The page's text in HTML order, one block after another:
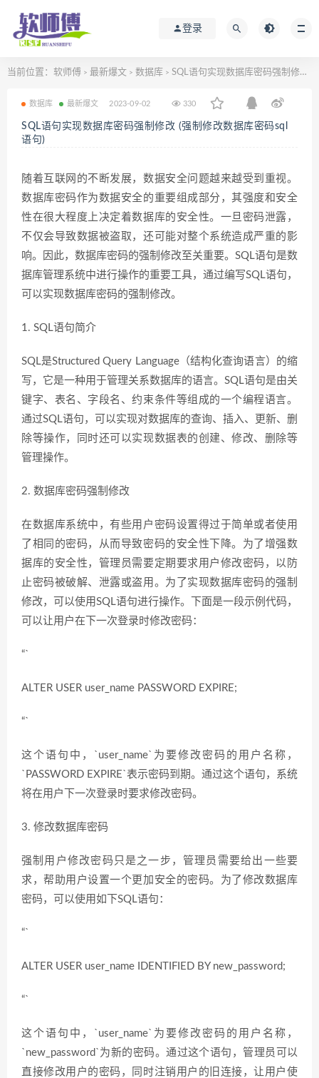
登录
当前位置： 软师傅 > 最新爆文 > 数据库 > SQL语句实现数据库密码强制修改 (强制修改数据库密码sql语句)
数据库 最新爆文 2023-09-02 330
SQL语句实现数据库密码强制修改 (强制修改数据库密码sql
语句)
随着互联网的不断发展，数据安全问题越来越受到重视。
数据库密码作为数据安全的重要组成部分，其强度和安全
性在很大程度上决定着数据库的安全性。一旦密码泄露，
不仅会导致数据被盗取，还可能对整个系统造成严重的影
响。因此，数据库密码的强制修改至关重要。SQL语句是数
据库管理系统中进行操作的重要工具，通过编写SQL语句，
可以实现数据库密码的强制修改。
1. SQL语句简介
SQL是Structured Query Language（结构化查询语言）的缩
写，它是一种用于管理关系数据库的语言。SQL语句是由关
键字、表名、字段名、约束条件等组成的一个编程语言。
通过SQL语句，可以实现对数据库的查询、插入、更新、删
除等操作，同时还可以实现数据表的创建、修改、删除等
管理操作。
2. 数据库密码强制修改
在数据库系统中，有些用户密码设置得过于简单或者使用
了相同的密码，从而导致密码的安全性下降。为了增强数
据库的安全性，管理员需要定期要求用户修改密码，以防
止密码被破解、泄露或盗用。为了实现数据库密码的强制
修改，可以使用SQL语句进行操作。下面是一段示例代码，
可以让用户在下一次登录时修改密码：
“`
ALTER USER user_name PASSWORD EXPIRE;
“`
这个语句中，`user_name`为要修改密码的用户名称，
`PASSWORD EXPIRE`表示密码到期。通过这个语句，系统
将在用户下一次登录时要求修改密码。
3. 修改数据库密码
强制用户修改密码只是之一步，管理员需要给出一些要
求，帮助用户设置一个更加安全的密码。为了修改数据库
密码，可以使用如下SQL语句：
“`
ALTER USER user_name IDENTIFIED BY new_password;
“`
这个语句中，`user_name`为要修改密码的用户名称，
`new_password`为新的密码。通过这个语句，管理员可以
直接修改用户的密码，同时注销用户的旧连接，让用户使